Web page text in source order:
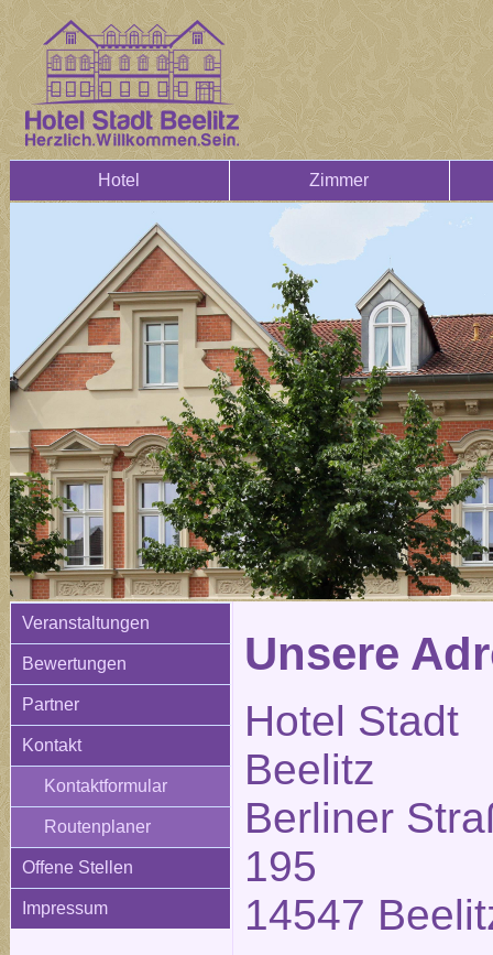
Hotel Zimmer
Veranstaltungen
Bewertungen
Partner
Kontakt
Kontaktformular
Routenplaner
Offene Stellen
Impressum
Unsere
Hotel Stadt
Beelitz
Berliner
195
14547